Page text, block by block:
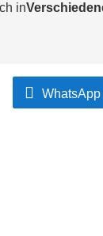
in
WhatsApp